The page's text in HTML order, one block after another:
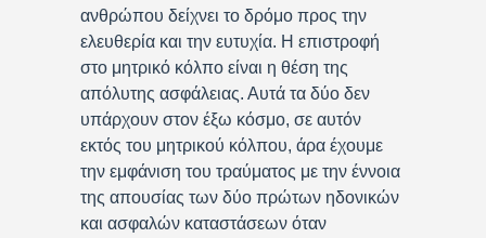
ανθρώπου δείχνει το δρόμο προς την
ελευθερία και την ευτυχία. Η επιστροφή
στο μητρικό κόλπο είναι η θέση της
απόλυτης ασφάλειας. Αυτά τα δύο δεν
υπάρχουν στον έξω κόσμο, σε αυτόν
εκτός του μητρικού κόλπου, άρα έχουμε
την εμφάνιση του τραύματος με την έννοια
της απουσίας των δύο πρώτων ηδονικών
και ασφαλών καταστάσεων όταν